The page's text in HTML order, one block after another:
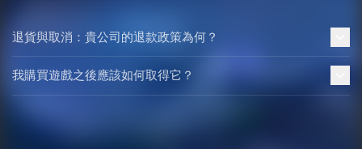
退貨與取消：貴公司的退款政策為何？
我購買遊戲之後應該如何取得它？